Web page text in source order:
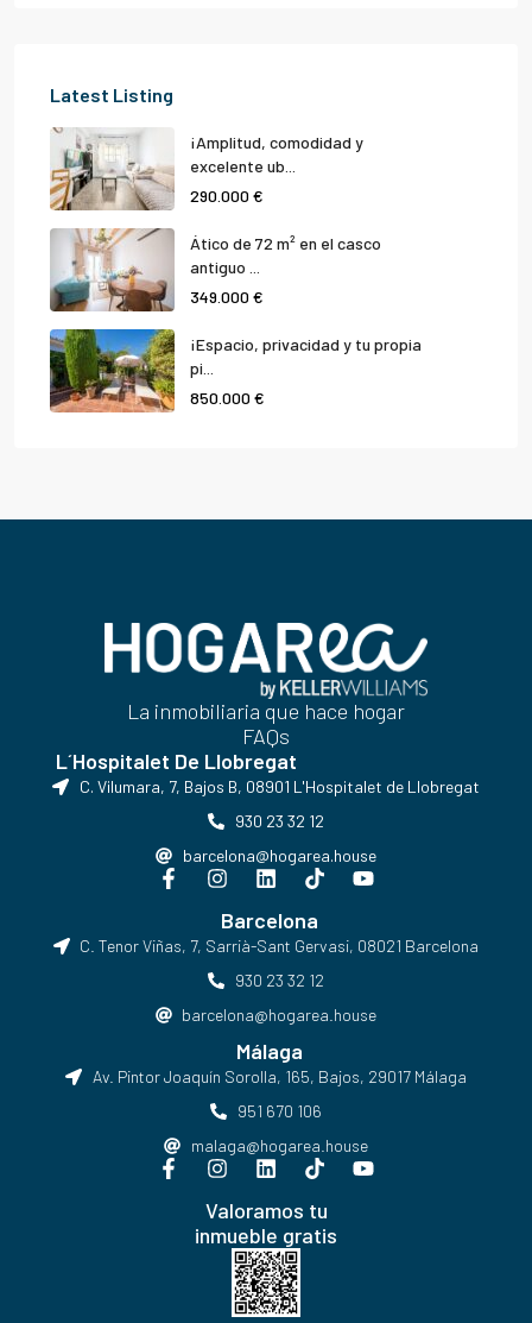
Latest Listing
¡Amplitud, comodidad y
excelente ub...
290.000 €
Ático de 72 m² en el casco
antiguo ...
349.000 €
¡Espacio, privacidad y tu propia
pi...
850.000 €
La inmobiliaria que hace hogar
FAQs
L´Hospitalet De Llobregat
C. Vilumara, 7, Bajos B, 08901 L'Hospitalet de Llobregat
930 23 32 12
barcelona@hogarea.house
Barcelona
C. Tenor Viñas, 7, Sarrià-Sant Gervasi, 08021 Barcelona​
930 23 32 12
barcelona@hogarea.house
Málaga
Av. Pintor Joaquín Sorolla, 165, Bajos, 29017 Málaga
951 670 106
malaga@hogarea.house
Valoramos tu
inmueble gratis